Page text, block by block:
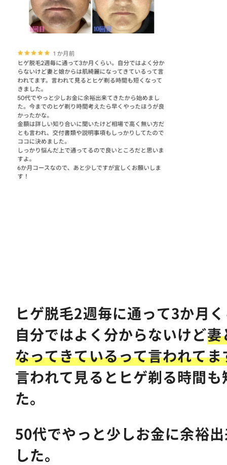
ヒゲ脱毛2週毎に通って3か月
自分ではよく分からないけど妻
なってきているって言われてま
言われて見るとヒゲ剃る時間
た。
50代でやっと少しお金に余裕
した。